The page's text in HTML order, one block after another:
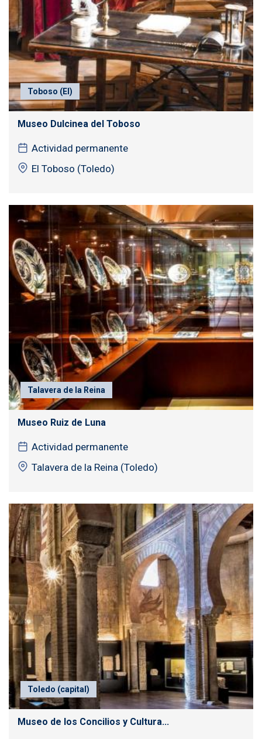
Toboso (El)
Museo Dulcinea del Toboso
Actividad permanente
El Toboso (Toledo)
Talavera de la Reina
Museo Ruiz de Luna
Actividad permanente
Talavera de la Reina (Toledo)
Toledo (capital)
Museo de los Concilios y Cultura...